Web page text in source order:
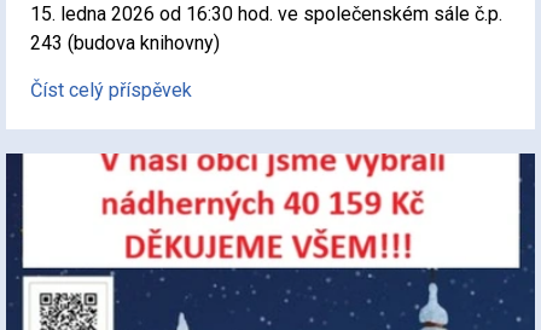
15. ledna 2026 od 16:30 hod. ve společenském sále č.p.
243 (budova knihovny)
Číst celý příspěvek